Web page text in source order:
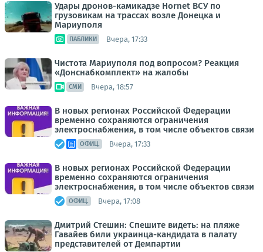
Удары дронов-камикадзе Hornet ВСУ по
грузовикам на трассах возле Донецка и
Мариуполя
ПАБЛИКИ Вчера, 17:33
Чистота Мариуполя под вопросом? Реакция
«Донснабкомплект» на жалобы
СМИ Вчера, 18:57
В новых регионах Российской Федерации
временно сохраняются ограничения
электроснабжения, в том числе объектов связи
ОФИЦ. Вчера, 17:33
В новых регионах Российской Федерации
временно сохраняются ограничения
электроснабжения, в том числе объектов связи
ОФИЦ. Вчера, 17:08
Дмитрий Стешин: Спешите видеть: на пляже
Гавайев били украинца-кандидата в палату
представителей от Демпартии